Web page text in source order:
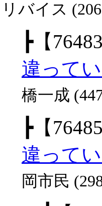
リバイス
┣【
違って
橋一成
┣【
違って
岡市民